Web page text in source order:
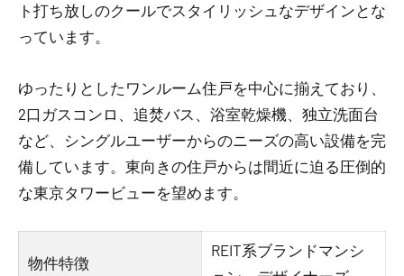
ト打ち放しのクールでスタイリッシュなデザインとな
っています。
ゆったりとしたワンルーム住戸を中心に揃えており、
2口ガスコンロ、追焚バス、浴室乾燥機、独立洗面台
など、シングルユーザーからのニーズの高い設備を完
備しています。東向きの住戸からは間近に迫る圧倒的
な東京タワービューを望めます。
物件特徴
REIT系ブランドマンシ